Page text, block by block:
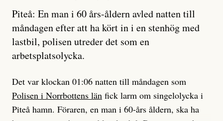
Ett försök till korta svar som jag hoppas kan förtydliga
för Kuhn och Sassarinis-McGowan och andra hur jag
som chefredaktör ser på Dagens ETC:s uppdrag och
roll.
Vi skriver för våra läsare som vill bli informerade,
överraskade, bekräftade, utmanade – och som kräver
att vi granskar allt och alla.
Jag sökte ljuset och meningen,
efter det som var rent, rätt och sant,
och aldrig såg jag det klarare än
när jag ombord på bussen hjälpte en tant.
#23/2026Intervjun
Jesper Lundby: ”Livet i sig
är ganska politiskt”
Piteå: En man i 60 års-åldern avled natten till
måndagen efter att ha kört in i en stenhög med
lastbil, polisen utreder det som en
arbetsplatsolycka.
Det var klockan 01:06 natten till måndagen som
Polisen i Norrbottens län fick larm om singelolycka i
Piteå hamn. Föraren, en man i 60-års åldern, ska ha